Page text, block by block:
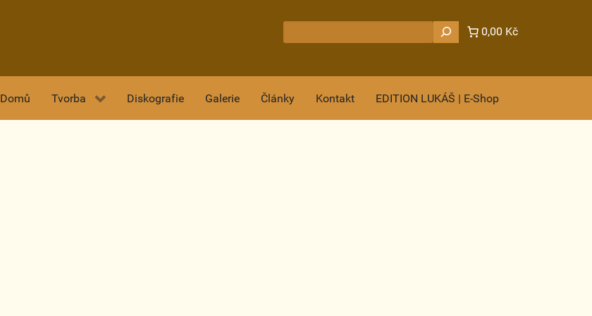
0,00 Kč
Domů Tvorba Diskografie Galerie Články Kontakt EDITION LUKÁŠ | E-Shop